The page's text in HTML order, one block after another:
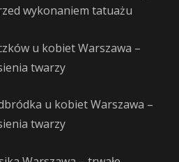
wykonaniem tatuażu
u kobiet Warszawa –
twarzy
u kobiet Warszawa –
twarzy